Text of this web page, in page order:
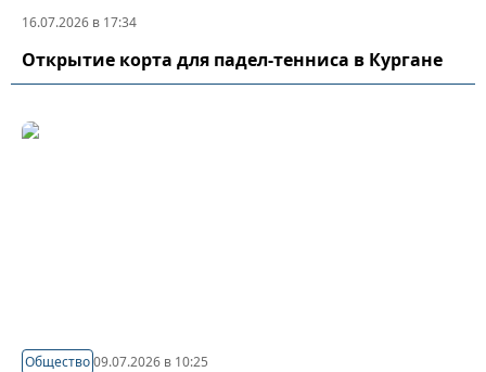
16.07.2026 в 17:34
Открытие корта для падел-тенниса в Кургане
Общество09.07.2026 в 10:25